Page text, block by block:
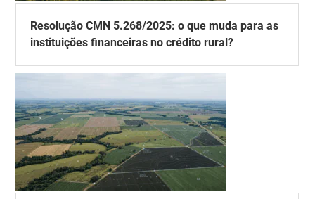
Resolução CMN 5.268/2025: o que muda para as
instituições financeiras no crédito rural?